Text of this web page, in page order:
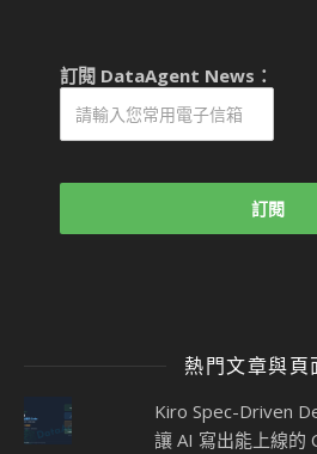
訂閱 DataAgent News：
熱門文章與頁
Kiro Spec-Driven
讓 AI 寫出能上線的